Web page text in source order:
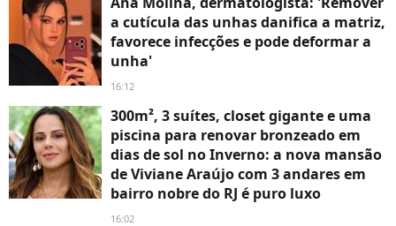
a cutícula das unhas danifica a matriz,
favorece infecções e pode deformar a
unha'
16:12
300m², 3 suítes, closet gigante e uma
piscina para renovar bronzeado em
dias de sol no Inverno: a nova mansão
de Viviane Araújo com 3 andares em
bairro nobre do RJ é puro luxo
16:02